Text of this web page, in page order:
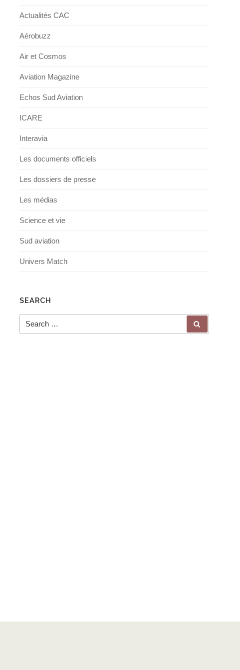
Actualités CAC
Aérobuzz
Air et Cosmos
Aviation Magazine
Echos Sud Aviation
ICARE
Interavia
Les documents officiels
Les dossiers de presse
Les médias
Science et vie
Sud aviation
Univers Match
SEARCH
Search for: